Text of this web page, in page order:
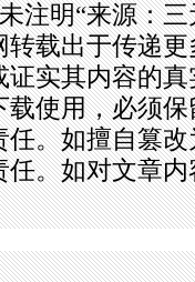
明“来源：三
转载出于传递
证实其内容的
载使用，必须
任。如擅自篡
任。如对文章